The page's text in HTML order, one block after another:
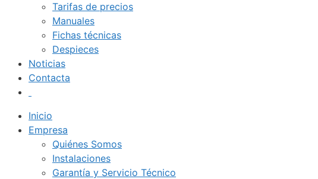
Tarifas de precios
Manuales
Fichas técnicas
Despieces
Noticias
Contacta
Inicio
Empresa
Quiénes Somos
Instalaciones
Garantía y Servicio Técnico